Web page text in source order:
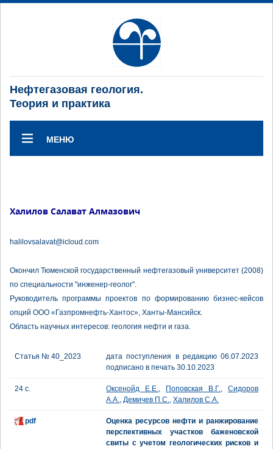
Нефтегазовая геология.
Теория и практика
МЕНЮ
Халилов Салават Алмазович
halilovsalavat@icloud.com
Окончил Тюменской государственный нефтегазовый университет (2008)
по специальности "инженер-геолог".
Руководитель программы проектов по формированию бизнес-кейсов
опций ООО «Газпромнефть-Хантос», Ханты-Мансийск.
Область научных интересов: геология нефти и газа.
Статья № 40_2023
дата поступления в редакцию 06.07.2023
подписано в печать 30.10.2023
24 с. Оксенойд Е.Е., Поповская В.Г., Сидоров
А.А., Демичев П.С., Халилов С.А.
pdf
Оценка ресурсов нефти и ранжирование
перспективных участков баженовской
свиты с учетом геологических рисков и